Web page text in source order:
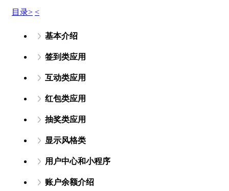
目录> <
基本介绍
签到类应用
互动类应用
红包类应用
抽奖类应用
显示风格类
用户中心和小程序
账户余额介绍